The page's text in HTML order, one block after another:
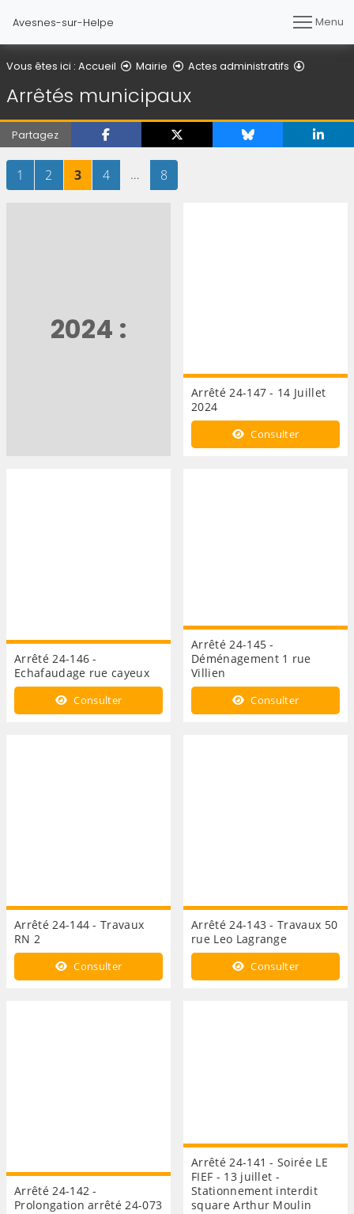
Avesnes-sur-Helpe Menu
Vous êtes ici : Accueil Mairie Actes administratifs
Arrêtés municipaux
Partagez
Page
1 sur 8Page
2 sur 8Page
3sur 8Page
4sur 8
… Page
8sur 8
2024 :
Arrêté 24-147 - 14 Juillet
2024
Consulter
Arrêté 24-146 -
Echafaudage rue cayeux
Consulter
Arrêté 24-145 -
Déménagement 1 rue
Villien
Consulter
Arrêté 24-144 - Travaux
RN 2
Consulter
Arrêté 24-143 - Travaux 50
rue Leo Lagrange
Consulter
Arrêté 24-142 -
Prolongation arrêté 24-073
Arrêté 24-141 - Soirée LE
FIEF - 13 juillet -
Stationnement interdit
square Arthur Moulin